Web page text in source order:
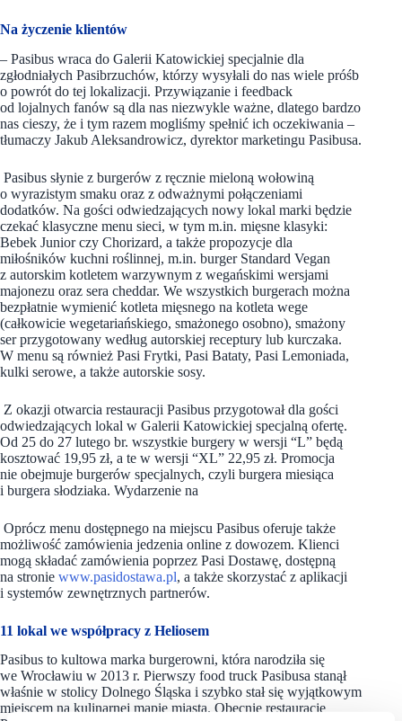
Na życzenie klientów
– Pasibus wraca do Galerii Katowickiej specjalnie dla
zgłodniałych Pasibrzuchów, którzy wysyłali do nas wiele próśb
o powrót do tej lokalizacji. Przywiązanie i feedback
od lojalnych fanów są dla nas niezwykle ważne, dlatego bardzo
nas cieszy, że i tym razem mogliśmy spełnić ich oczekiwania –
tłumaczy Jakub Aleksandrowicz, dyrektor marketingu Pasibusa.
Pasibus słynie z burgerów z ręcznie mieloną wołowiną
o wyrazistym smaku oraz z odważnymi połączeniami
dodatków. Na gości odwiedzających nowy lokal marki będzie
czekać klasyczne menu sieci, w tym m.in. mięsne klasyki:
Bebek Junior czy Chorizard, a także propozycje dla
miłośników kuchni roślinnej, m.in. burger Standard Vegan
z autorskim kotletem warzywnym z wegańskimi wersjami
majonezu oraz sera cheddar. We wszystkich burgerach można
bezpłatnie wymienić kotleta mięsnego na kotleta wege
(całkowicie wegetariańskiego, smażonego osobno), smażony
ser przygotowany według autorskiej receptury lub kurczaka.
W menu są również Pasi Frytki, Pasi Bataty, Pasi Lemoniada,
kulki serowe, a także autorskie sosy.
Z okazji otwarcia restauracji Pasibus przygotował dla gości
odwiedzających lokal w Galerii Katowickiej specjalną ofertę.
Od 25 do 27 lutego br. wszystkie burgery w wersji “L” będą
kosztować 19,95 zł, a te w wersji “XL” 22,95 zł. Promocja
nie obejmuje burgerów specjalnych, czyli burgera miesiąca
i burgera słodziaka. Wydarzenie na
Oprócz menu dostępnego na miejscu Pasibus oferuje także
możliwość zamówienia jedzenia online z dowozem. Klienci
mogą składać zamówienia poprzez Pasi Dostawę, dostępną
na stronie www.pasidostawa.pl, a także skorzystać z aplikacji
i systemów zewnętrznych partnerów.
11 lokal we współpracy z Heliosem
Pasibus to kultowa marka burgerowni, która narodziła się
we Wrocławiu w 2013 r. Pierwszy food truck Pasibusa stanął
właśnie w stolicy Dolnego Śląska i szybko stał się wyjątkowym
miejscem na kulinarnej mapie miasta. Obecnie restauracje